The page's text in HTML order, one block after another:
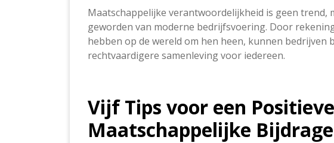
Maatschappelijke verantwoordelijkheid is geen trend,
geworden van moderne bedrijfsvoering. Door
hebben op de wereld om hen heen, kunnen bedrijven
rechtvaardigere samenleving voor iedereen.
Vijf Tips voor een Positieve
Maatschappelijke Bijdrage